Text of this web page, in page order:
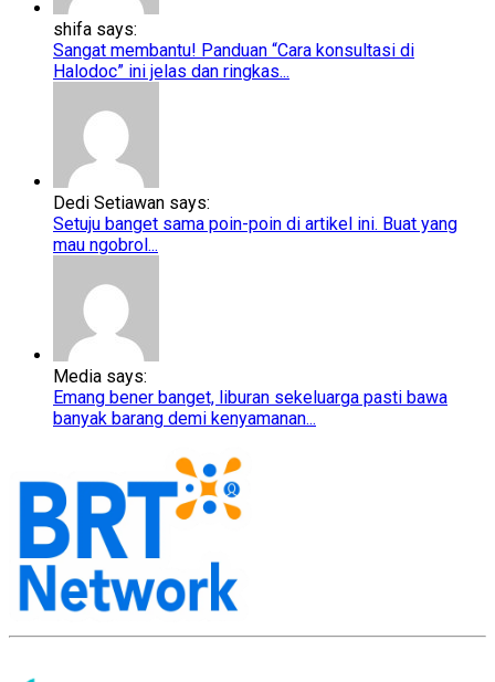
shifa says:
Sangat membantu! Panduan “Cara konsultasi di
Halodoc” ini jelas dan ringkas...
Dedi Setiawan says:
Setuju banget sama poin-poin di artikel ini. Buat yang
mau ngobrol...
Media says:
Emang bener banget, liburan sekeluarga pasti bawa
banyak barang demi kenyamanan...